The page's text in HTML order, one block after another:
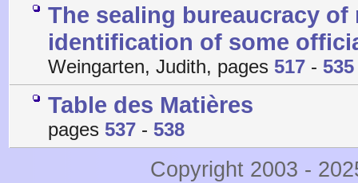
The sealing bureaucracy
identification of some
Weingarten, Judith, pages 517 - 535
Table des Matières
pages 537 - 538
Copyright 2003 -